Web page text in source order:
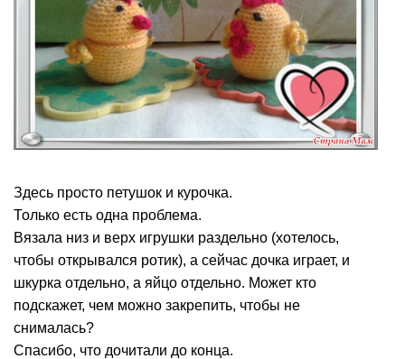
Здесь просто петушок и курочка.
Только есть одна проблема.
Вязала низ и верх игрушки раздельно (хотелось,
чтобы открывался ротик), а сейчас дочка играет, и
шкурка отдельно, а яйцо отдельно. Может кто
подскажет, чем можно закрепить, чтобы не
снималась?
Спасибо, что дочитали до конца.